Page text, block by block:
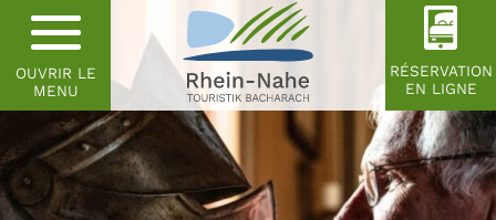
OUVRIR LE
MENU
RÉSERVATION
EN LIGNE